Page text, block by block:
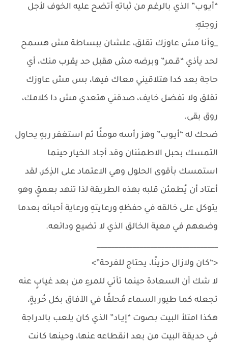
“أيـوب” الذي بالرغم من ثباتهِ أتضح عليه الخوف لأجل
زوجتهِ:
_وأنا مش عاوزك تقلق، علشان ببساطة مش هسمح
لحد يأذي “قـمر” وبرضه مش هقبل حد يقرب منك، أي
حاجة بعد كدا هتلاقيني معاك فيها، بس مش عاوزك
تقلق ولا تفضل خايف، صدقني هتعدي مش دا كلامك،
روق بقى.
ضحك له “أيـوب” وهز رأسه مومئًا ثم استغفر ربهِ يحاول
التمسك بحبل الاطمئنان وقد أجاد الخيار حينما
استمسك بأقوى الحلول وهي الاعتماد على الذِكر، لقد
أعتاد أن يُطمئن قلبه بهذه الطريقة لذا تنهد بعمقٍ وهو
يتوكل على خالقه في حفظهِ ورعايتهِ ورعاية أحبائه بعدما
وضعهم في معية الخالق الذي لا تضيع ودائعه.
__________________________________
<“كان ولازال حزينًا، يحتاج للفرحة”>
لا شك أن السعادة حينما تأتي للمرءِ من بعد غيابٍ عنه
تجعله كما طيور السماء مُحلقًا في الآفاق بكل حُريةٍ،
هكذا امتلأ البيت بصوت “إيـاد” الذي كان يلعب بالدراجة
في حديقة البيت من بعد انقطاعه عنها، وحينها كانت